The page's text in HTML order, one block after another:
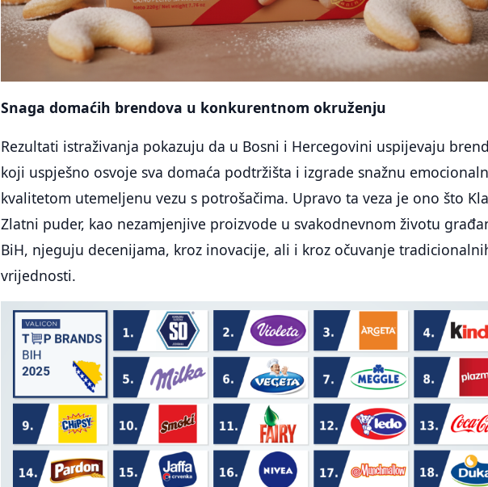
Snaga domaćih brendova u konkurentnom okruženju
Rezultati istraživanja pokazuju da u Bosni i Hercegovini uspijevaju
koji uspješno osvoje sva domaća podtržišta i izgrade snažnu
kvalitetom utemeljenu vezu s potrošačima. Upravo ta veza je ono što
Zlatni puder, kao nezamjenjive proizvode u svakodnevnom životu
BiH, njeguju decenijama, kroz inovacije, ali i kroz očuvanje
vrijednosti.